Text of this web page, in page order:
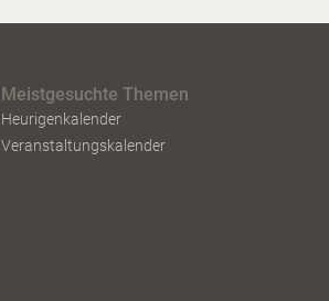
Meistgesuchte Themen
Heurigenkalender
Veranstaltungskalender